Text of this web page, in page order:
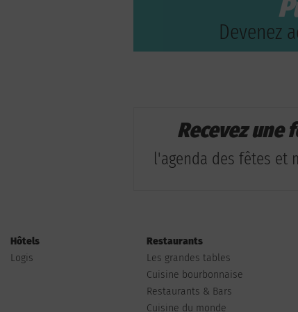
Devenez
Recevez une
l'agenda des fêtes et
Hôtels
Logis
Restaurants
Les grandes tables
Cuisine bourbonnaise
Restaurants & Bars
Cuisine du monde